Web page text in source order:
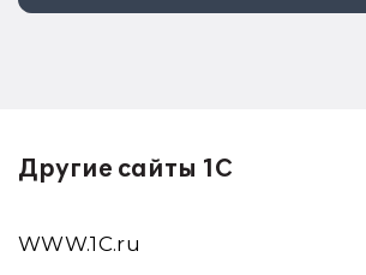
Другие сайты 1С
WWW.1С.ru